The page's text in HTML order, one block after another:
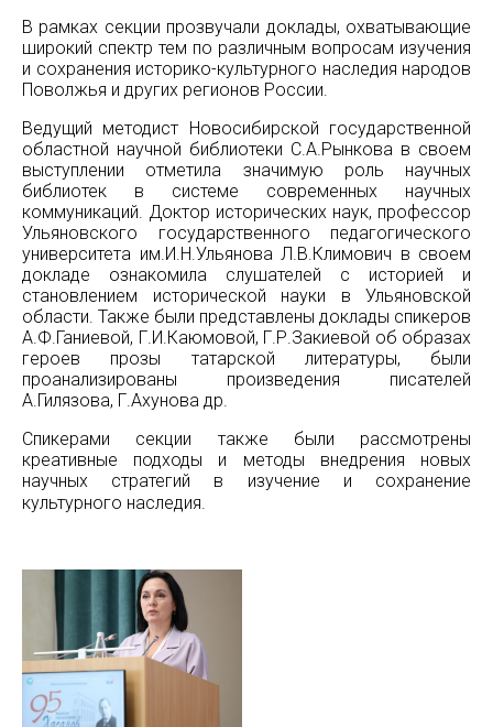
В рамках секции прозвучали доклады, охватывающие
широкий спектр тем по различным вопросам изучения
и сохранения историко-культурного наследия народов
Поволжья и других регионов России.
Ведущий методист Новосибирской государственной
областной научной библиотеки С.А.Рынкова в своем
выступлении отметила значимую роль научных
библиотек в системе современных научных
коммуникаций. Доктор исторических наук, профессор
Ульяновского государственного педагогического
университета им.И.Н.Ульянова Л.В.Климович в своем
докладе ознакомила слушателей с историей и
становлением исторической науки в Ульяновской
области. Также были представлены доклады спикеров
А.Ф.Ганиевой, Г.И.Каюмовой, Г.Р.Закиевой об образах
героев прозы татарской литературы, были
проанализированы произведения писателей
А.Гилязова, Г.Ахунова др.
Спикерами секции также были рассмотрены
креативные подходы и методы внедрения новых
научных стратегий в изучение и сохранение
культурного наследия.